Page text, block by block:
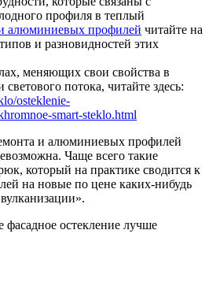
профиля в теплый
алюминиевых профилей читайте на
и разновидностей этих
меняющих свои свойства в
потока, читайте здесь:
osteklenie-
smart-steklo.html
и алюминиевых профилей
Чаще всего такие
который на практике сводится к
на новые по цене каких-нибудь
остекление лучше